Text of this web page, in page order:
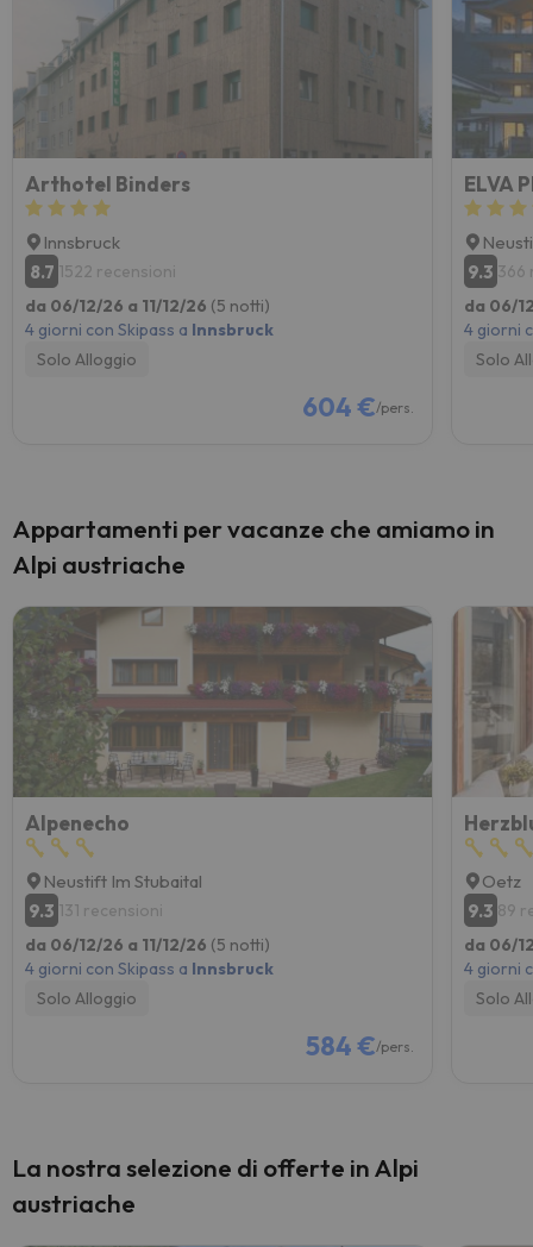
Arthotel Binders
Innsbruck
8.7 1522 recensioni
da 06/12/26 a 11/12/26 (5 notti)
4 giorni con Skipass a Innsbruck
Solo Alloggio
604 €/pers.
9.3 366
da 06/
4 giorni
Solo
Appartamenti per vacanze che amiamo in
Alpi austriache
Alpenecho
Neustift Im Stubaital
9.3 131 recensioni
da 06/12/26 a 11/12/26 (5 notti)
4 giorni con Skipass a Innsbruck
Solo Alloggio
584 €/pers.
Oetz
9.3 89
da 06/
4 giorni
Solo
La nostra selezione di offerte in Alpi
austriache